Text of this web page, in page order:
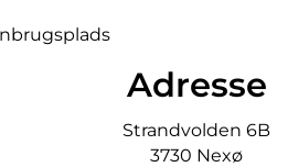
Adresse
Strandvolden 6B
3730 Nexø